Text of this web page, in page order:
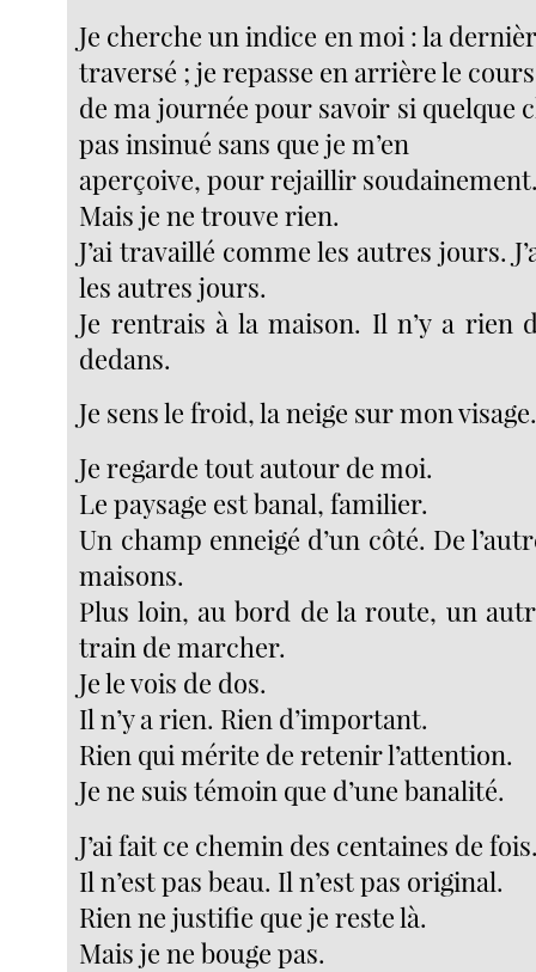
Je cherche un indice en moi : la
traversé ; je repasse en arrière le cours
de ma journée pour savoir si quelque
pas insinué sans que je m’en
aperçoive, pour rejaillir
Mais je ne trouve rien.
J’ai travaillé comme les autres jours.
les autres jours.
Je rentrais à la maison. Il n’y a rien
dedans.
Je sens le froid, la neige sur mon
Je regarde tout autour de moi.
Le paysage est banal, familier.
Un champ enneigé d’un côté. De
maisons.
Plus loin, au bord de la route, un
train de marcher.
Je le vois de dos.
Il n’y a rien. Rien d’important.
Rien qui mérite de retenir l’attention.
Je ne suis témoin que d’une banalité.
J’ai fait ce chemin des centaines de
Il n’est pas beau. Il n’est pas original.
Rien ne justifie que je reste là.
Mais je ne bouge pas.